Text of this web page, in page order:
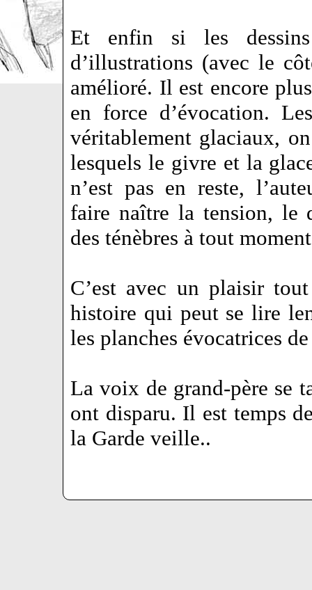
Et enfin si les
d’illustrations (avec le
amélioré. Il est encore
en force d’évocation.
véritablement glaciaux,
lesquels le givre et la
n’est pas en reste,
faire naître la tension, le
des ténèbres à tout
C’est avec un plaisir
histoire qui peut se lire
les planches évocatrices
La voix de grand-père se
ont disparu. Il est temps
la Garde veille..